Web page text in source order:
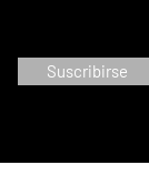
Suscribirse